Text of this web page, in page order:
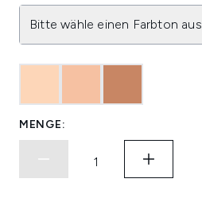
Bitte wähle einen Farbton aus
MENGE: